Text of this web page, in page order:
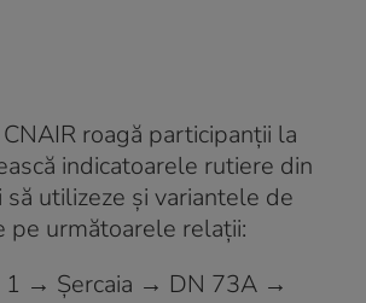
roagă participanţii la
indicatoarele rutiere din
să utilizeze şi variantele de
pe următoarele relaţii:
1 → Şercaia → DN 73A →